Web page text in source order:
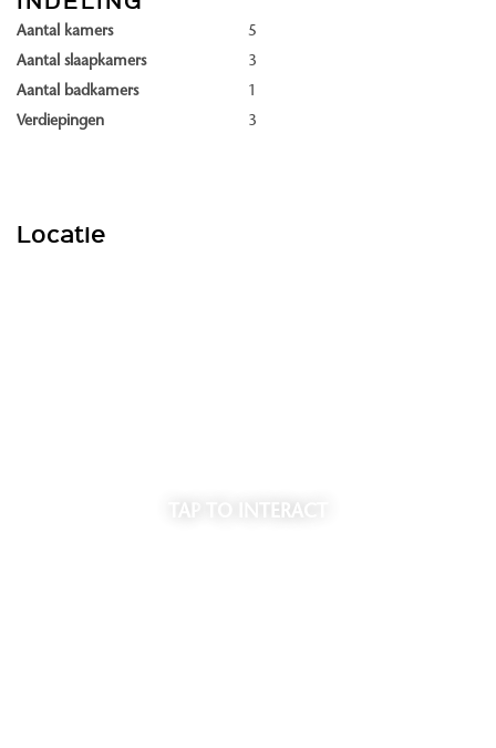
Aan de noord- en oostrand van fase 1, met direct uitzicht op fraai
groen en deels ook water, verrijzen deze 25 heerlijke Herenhuizen.
Wat deze woningen in de eerste plaats zo heerlijk maakt, is hun
woonlaag een extra ruimtelijke beleving en talloze
woonbeleving nóg aangenamer wordt: van parkeren op eigen erf
Aantal kamers
5
Aantal slaapkamers
3
Aantal badkamers
1
Verdiepingen
3
Locatie
TAP TO INTERACT